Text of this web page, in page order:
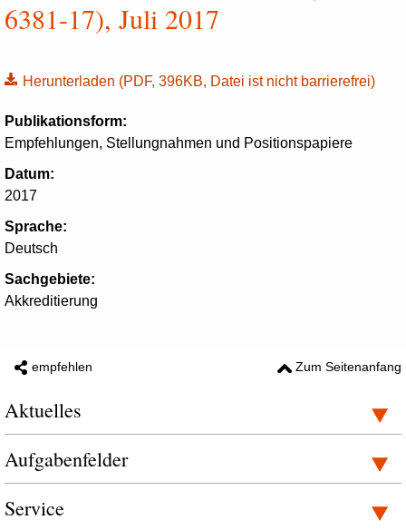
6381-17), Juli 2017
Herunterladen (PDF, 396KB, Datei ist nicht barrierefrei)
Publikationsform:
Empfehlungen, Stellungnahmen und Positionspapiere
Datum:
2017
Sprache:
Deutsch
Sachgebiete:
Akkreditierung
empfehlen Zum Seitenanfang
Aktuelles
Aufgabenfelder
Service